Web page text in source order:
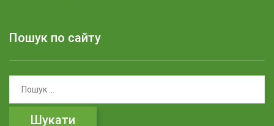
Пошук по сайту
ш